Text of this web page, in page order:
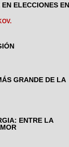
ELECCIONES EN
GRANDE DE LA
ENTRE LA